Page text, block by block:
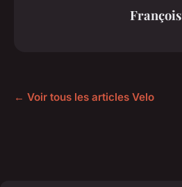
François
← Voir tous les articles Velo